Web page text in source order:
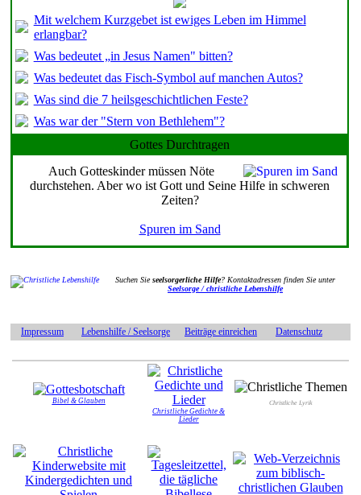
Mit welchem Kurzgebet ist ewiges Leben im Himmel
erlangbar?
Was bedeutet „in Jesus Namen" bitten?
Was bedeutet das Fisch-Symbol auf manchen Autos?
Was sind die 7 heilsgeschichtlichen Feste?
Was war der "Stern von Bethlehem"?
Gottes Durchtragen
Auch Gotteskinder müssen Nöte
durchstehen. Aber wo ist Gott und Seine Hilfe in schweren
Zeiten?
Spuren im Sand
Suchen Sieseelsorgerliche Hilfe? Kontaktadressen finden Sie unter
Seelsorge / christliche Lebenshilfe
Impressum Lebenshilfe / Seelsorge Beiträge einreichen Datenschutz
Bibel & Glauben
Christliche Gedichte &
Lieder
Christliche Lyrik